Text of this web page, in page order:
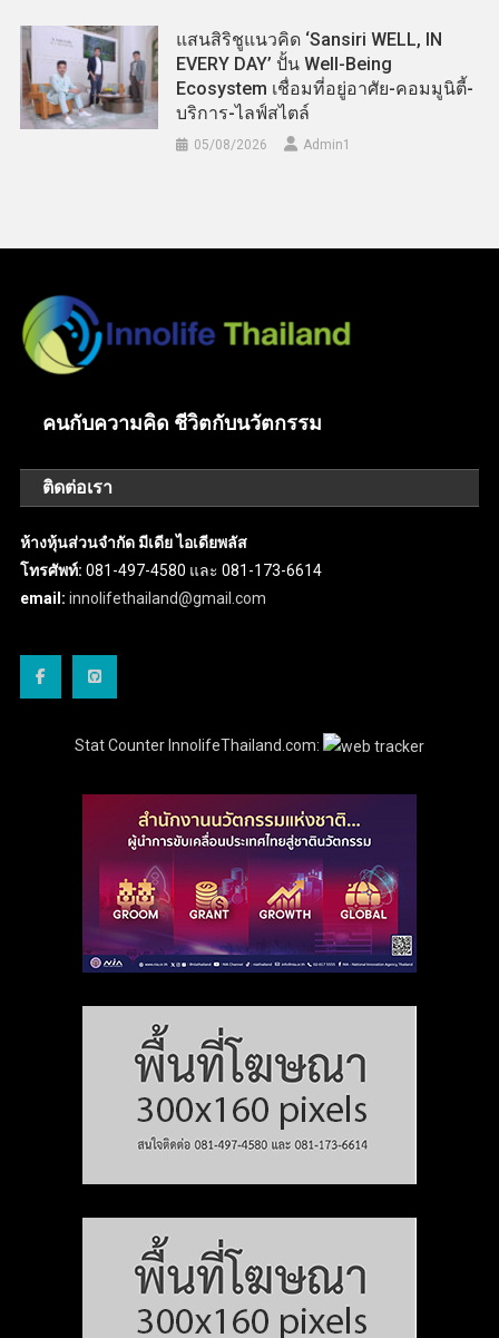
แสนสิริชูแนวคิด ‘Sansiri WELL, IN
EVERY DAY’ ปั้น Well-Being
Ecosystem เชื่อมที่อยู่อาศัย-คอมมูนิตี้-
บริการ-ไลฟ์สไตล์
05/08/2026 Admin​1
คนกับความคิด ชีวิตกับนวัตกรรม
ติดต่อเรา
ห้างหุ้นส่วนจำกัด มีเดีย ไอเดียพลัส
โทรศัพท์: 081-497-4580 และ 081-173-6614
email: innolifethailand@gmail.com
Stat Counter InnolifeThailand.com: